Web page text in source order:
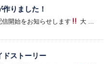
りました！
開始をお知らせします 大 ...
ドストーリー